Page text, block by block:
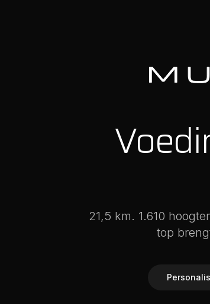
21,5 km. 1.610
top